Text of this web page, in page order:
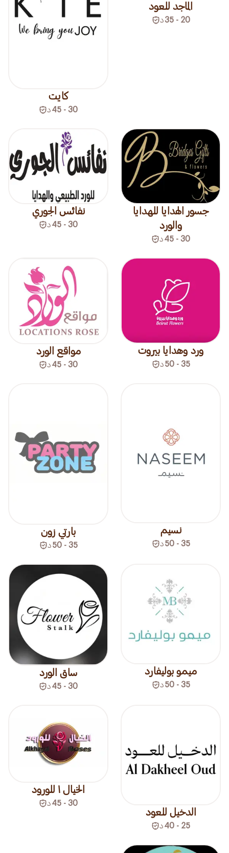
الماجد للعود
20 - 35 د
كايت
30 - 45 د
جسور الهدايا للهدايا
والورد
30 - 45 د
نفائس الجوري
30 - 45 د
ورد وهدايا بيروت
35 - 50 د
مواقع الورد
30 - 45 د
نسيم
35 - 50 د
بارتي زون
35 - 50 د
ميمو بوليفارد
35 - 50 د
ساق الورد
30 - 45 د
الدخيل للعود
25 - 40 د
الخيال ١ للورود
30 - 45 د